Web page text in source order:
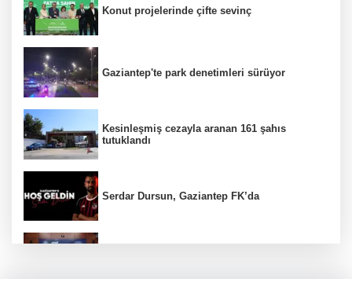
Konut projelerinde çifte sevinç
Gaziantep'te park denetimleri sürüyor
Kesinleşmiş cezayla aranan 161 şahıs
tutuklandı
Serdar Dursun, Gaziantep FK’da